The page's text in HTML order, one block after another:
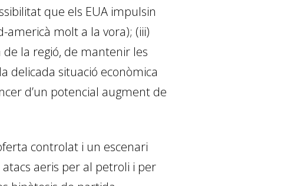
que els EUA impulsin
americà molt a la vora); (iii)
la regió, de mantenir les
delicada situació econòmica
d’un potencial augment de
controlat i un escenari
atacs aeris per al petroli i per